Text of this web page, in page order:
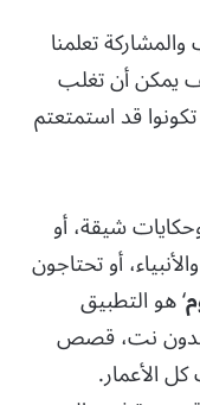
تعلمنا
يمكن أن تغلب
قد استمتعتم
شيقة، أو
أو تحتاجون
‘ هو التطبيق
بدون نت، قصص
الأعمار.